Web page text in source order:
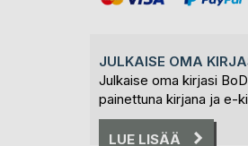
JULKAISE OMA
Julkaise oma kirjasi
painettuna kirjana ja e-
LUE LISÄÄ